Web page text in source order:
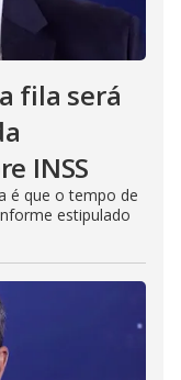
a fila será
INSS
é que o tempo de
estipulado